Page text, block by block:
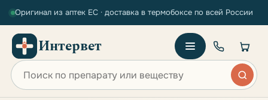
Оригинал из аптек ЕС · доставка в термобоксе по всей России
Интервет
Поиск по сайту